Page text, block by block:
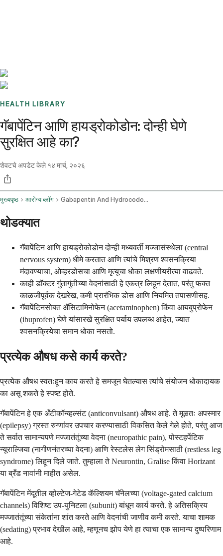
HEALTH LIBRARY
गॅबापेंटिन आणि हायड्रोकोडोन: दोन्ही घेणे
सुरक्षित आहे का?
शेवटचे अपडेट केले १४ मार्च, २०२६
मुख्यपृष्ठ आरोग्य ब्लॉग Gabapentin And Hydrocodone
थोडक्यात
गॅबापेंटिन आणि हायड्रोकोडोन दोन्ही मध्यवर्ती मज्जासंस्थेला (central
nervous system) धीमे करतात आणि त्यांचे मिश्रण श्वसनक्रिया
मंदावण्याचा, ओव्हरडोसचा आणि मृत्यूचा धोका लक्षणीयरीत्या वाढवते.
काही डॉक्टर गुंतागुंतीच्या वेदनांसाठी हे एकत्र लिहून देतात, परंतु फक्त
काळजीपूर्वक देखरेख, कमी प्रारंभिक डोस आणि नियमित तपासणीसह.
गॅबापेंटिनसोबत ॲसिटामिनोफेन (acetaminophen) किंवा आयबुप्रोफेन
(ibuprofen) घेणे यांसारखे सुरक्षित पर्याय उपलब्ध आहेत, ज्यात
श्वसनक्रियेचा समान धोका नसतो.
प्रत्येक औषध कसे कार्य करते?
प्रत्येक औषध स्वतःहून काय करते हे समजून घेतल्यास त्यांचे संयोजन धोकादायक
का असू शकते हे स्पष्ट होते.
गॅबापेंटिन हे एक अँटीकॉन्व्हल्संट (anticonvulsant) औषध आहे. ते मूळतः अपस्मार
(epilepsy) ग्रस्त रुग्णांवर उपचार करण्यासाठी विकसित केले गेले होते, परंतु आज
ते सर्वात सामान्यपणे मज्जातंतूंच्या वेदना (neuropathic pain), पोस्टहर्पेटिक
न्यूराल्जिया (नागीणनंतरच्या वेदना) आणि रेस्टलेस लेग सिंड्रोमसाठी (restless leg
syndrome) लिहून दिले जाते. तुम्हाला ते Neurontin, Gralise किंवा Horizant
या ब्रँड नावांनी माहीत असेल.
गॅबापेंटिन मेंदूतील व्होल्टेज-गेटेड कॅल्शियम चॅनेलच्या (voltage-gated calcium
channels) विशिष्ट उप-युनिटला (subunit) बांधून कार्य करते. हे अतिसक्रिय
मज्जातंतूंच्या संकेतांना शांत करते आणि वेदनांची जाणीव कमी करते. याचा शामक
(sedating) प्रभाव देखील आहे, म्हणूनच झोप येणे हा त्याचा एक सामान्य दुष्परिणाम
आहे.